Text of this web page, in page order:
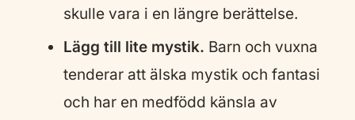
skulle vara i en längre berättelse.
Lägg till lite mystik. Barn och vuxna
tenderar att älska mystik och fantasi
och har en medfödd känsla av